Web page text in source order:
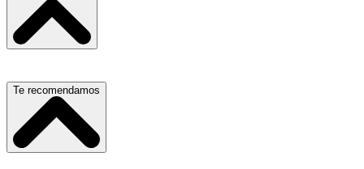
Escuelas, Institutos y Universidades
Hospitales, Sanatorios y Clínicas
Refacciones y Accesorios para Automóviles
Te recomendamos